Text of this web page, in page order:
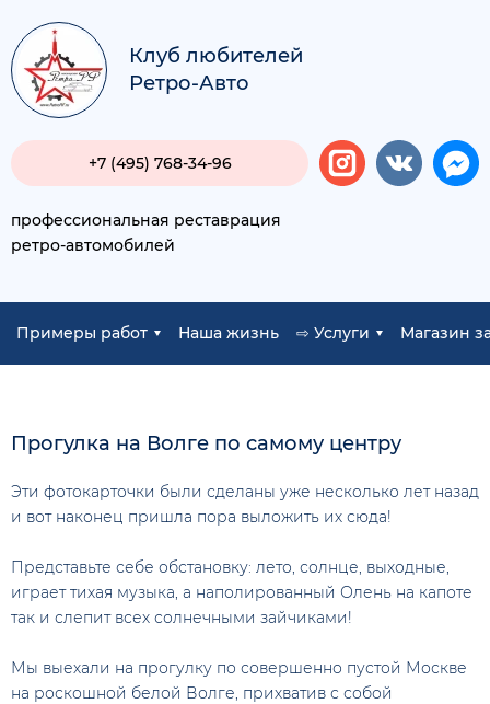
Клуб любителей
Ретро-Авто
+7 (495) 768-34-96
профессиональная реставрация
ретро-автомобилей
Примеры работ Наша жизнь ⇨ Услуги Магазин
Прогулка на Волге по самому центру
Эти фотокарточки были сделаны уже несколько лет назад
и вот наконец пришла пора выложить их сюда!
Представьте себе обстановку: лето, солнце, выходные,
играет тихая музыка, а наполированный Олень на капоте
так и слепит всех солнечными зайчиками!
Мы выехали на прогулку по совершенно пустой Москве
на роскошной белой Волге, прихватив с собой